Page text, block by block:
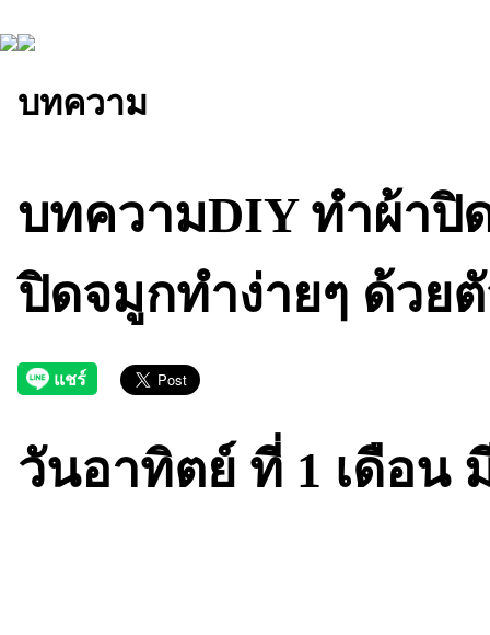
บทความ
บทความDIY ทำผ้าปิ
ปิดจมูกทำง่ายๆ ด้วยตั
วันอาทิตย์ ที่ 1 เดือน